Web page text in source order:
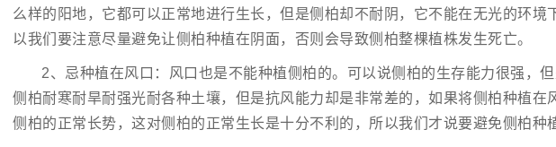
么样的阳地，它都可以正常地进行生长，但是侧柏却不耐阴，它不能在无光的环境
以我们要注意尽量避免让侧柏种植在阴面，否则会导致侧柏整棵植株发生死亡。
2、忌种植在风口：风口也是不能种植侧柏的。可以说侧柏的生存能力很强，
侧柏耐寒耐旱耐强光耐各种土壤，但是抗风能力却是非常差的，如果将侧柏种植在
侧柏的正常长势，这对侧柏的正常生长是十分不利的，所以我们才说要避免侧柏种